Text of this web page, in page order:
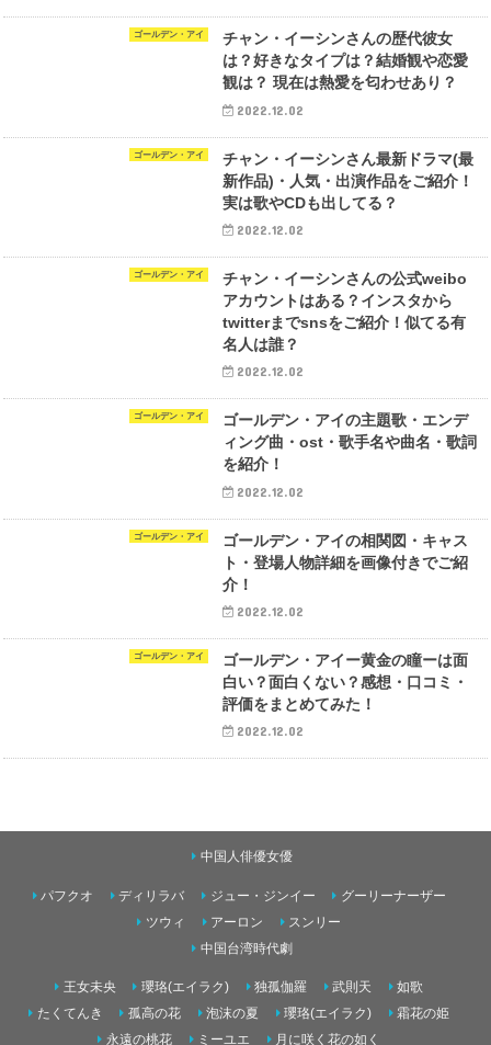
ゴールデン・アイ
チャン・イーシンさんの歴代彼女
は？好きなタイプは？結婚観や恋愛
観は？ 現在は熱愛を匂わせあり？
2022.12.02
ゴールデン・アイ
チャン・イーシンさん最新ドラマ(最
新作品)・人気・出演作品をご紹介！
実は歌やCDも出してる？
2022.12.02
ゴールデン・アイ
チャン・イーシンさんの公式weibo
アカウントはある？インスタから
twitterまでsnsをご紹介！似てる有
名人は誰？
2022.12.02
ゴールデン・アイ
ゴールデン・アイの主題歌・エンデ
ィング曲・ost・歌手名や曲名・歌詞
を紹介！
2022.12.02
ゴールデン・アイ
ゴールデン・アイの相関図・キャス
ト・登場人物詳細を画像付きでご紹
介！
2022.12.02
ゴールデン・アイ
ゴールデン・アイー黄金の瞳ーは面
白い？面白くない？感想・口コミ・
評価をまとめてみた！
2022.12.02
中国人俳優女優
パフクオ ディリラバ ジュー・ジンイー
グーリーナーザー
ツウィ
アーロン
スンリー
中国台湾時代劇
王女未央 瓔珞(エイラク) 独孤伽羅 武則天
如歌
たくてんき
孤高の花 泡沫の夏 瓔珞(エイラク)
霜花の姫
永遠の桃花
ミーユエ 月に咲く花の如く